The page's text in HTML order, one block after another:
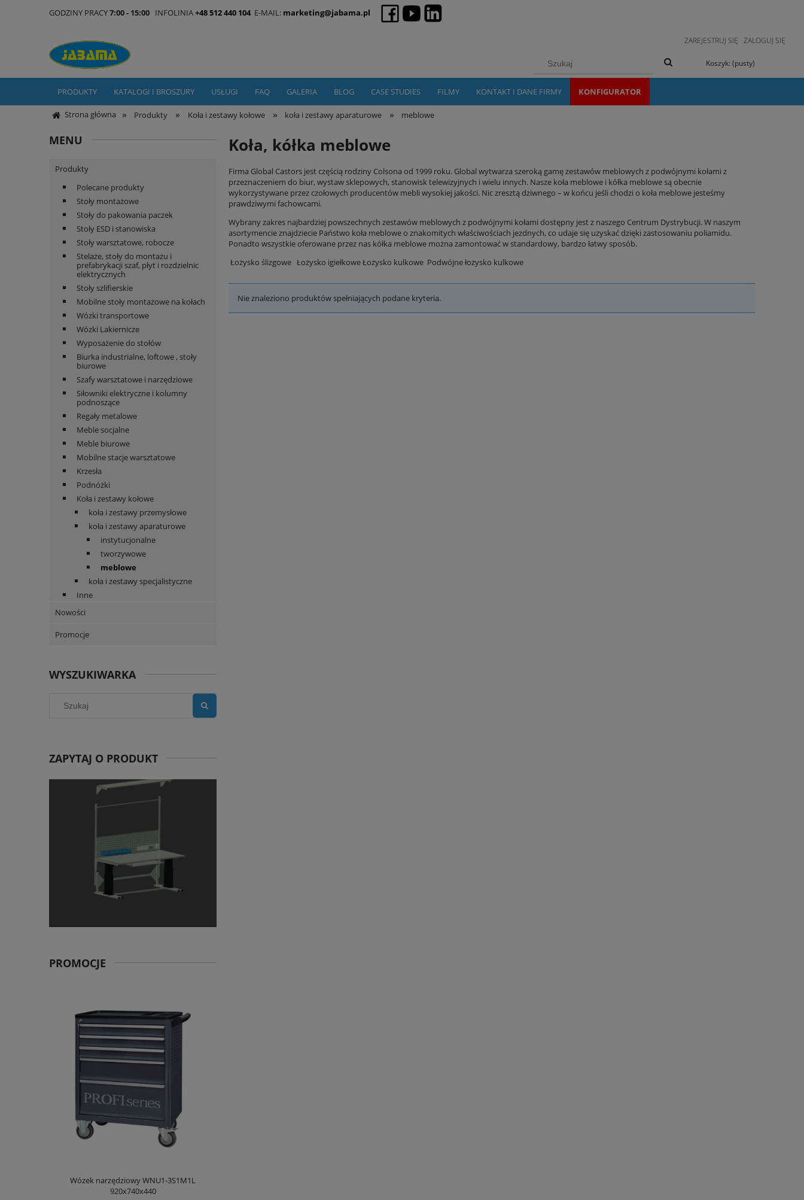
GODZINY PRACY7:00 - 15:00 INFOLINIA+48 512 440 104 E-MAIL: marketing@jabama.pl
ZAREJESTRUJ SIĘ ZALOGUJ SIĘ
Koszyk: (pusty)
PRODUKTY KATALOGI I BROSZURY USŁUGI FAQ GALERIA BLOG CASE STUDIES FILMY KONTAKT I DANE FIRMY KONFIGURATOR
Strona główna » Produkty » Koła i zestawy kołowe » koła i zestawy aparaturowe » meblowe
MENU
Produkty
Polecane produkty
Stoły montażowe
Stoły do pakowania paczek
Stoły ESD i stanowiska
Stoły warsztatowe, robocze
Stelaże, stoły do montażu i
prefabrykacji szaf, płyt i rozdzielnic
elektrycznych
Stoły szlifierskie
Mobilne stoły montażowe na kołach
Wózki transportowe
Wózki Lakiernicze
Wyposażenie do stołów
Biurka industrialne, loftowe , stoły
biurowe
Szafy warsztatowe i narzędziowe
Siłowniki elektryczne i kolumny
podnoszące
Regały metalowe
Meble socjalne
Meble biurowe
Mobilne stacje warsztatowe
Krzesła
Podnóżki
Koła i zestawy kołowe
koła i zestawy przemysłowe
koła i zestawy aparaturowe
instytucjonalne
tworzywowe
meblowe
koła i zestawy specjalistyczne
Inne
Nowości
Promocje
WYSZUKIWARKA
ZAPYTAJ O PRODUKT
PROMOCJE
Wózek narzędziowy WNU1-3S1M1L
920x740x440
Koła, kółka meblowe
Firma Global Castors jest częścią rodziny Colsona od 1999 roku. Global wytwarza szeroką gamę zestawów meblowych z podwójnymi kołami z
przeznaczeniem do biur, wystaw sklepowych, stanowisk telewizyjnych i wielu innych. Nasze koła meblowe i kółka meblowe są obecnie
wykorzystywane przez czołowych producentów mebli wysokiej jakości. Nic zresztą dziwnego – w końcu jeśli chodzi o koła meblowe jesteśmy
prawdziwymi fachowcami.
Wybrany zakres najbardziej powszechnych zestawów meblowych z podwójnymi kołami dostępny jest z naszego Centrum Dystrybucji. W naszym
asortymencie znajdziecie Państwo koła meblowe o znakomitych właściwościach jezdnych, co udaje się uzyskać dzięki zastosowaniu poliamidu.
Ponadto wszystkie oferowane przez nas kółka meblowe można zamontować w standardowy, bardzo łatwy sposób.
Łożysko ślizgowe Łożysko igiełkoweŁożysko kulkowe Podwójne łożysko kulkowe
Nie znaleziono produktów spełniających podane kryteria.